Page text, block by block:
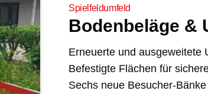
Spielfeldumfeld
Bodenbeläge &
Erneuerte und ausgeweitete
Befestigte Flächen für
Sechs neue Besucher-